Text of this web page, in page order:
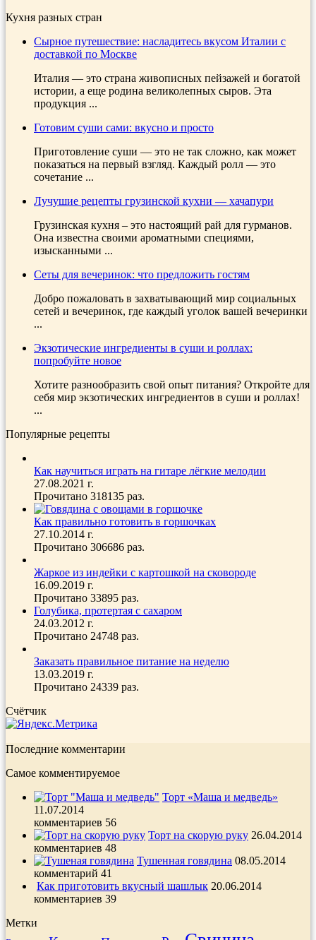
Кухня разных стран
Сырное путешествие: насладитесь вкусом Италии с
доставкой по Москве
Италия — это страна живописных пейзажей и богатой
истории, а еще родина великолепных сыров. Эта
продукция ...
Готовим суши сами: вкусно и просто
Приготовление суши — это не так сложно, как может
показаться на первый взгляд. Каждый ролл — это
сочетание ...
Лучушие рецепты грузинской кухни — хачапури
Грузинская кухня – это настоящий рай для гурманов.
Она известна своими ароматными специями,
изысканными ...
Сеты для вечеринок: что предложить гостям
Добро пожаловать в захватывающий мир социальных
сетей и вечеринок, где каждый уголок вашей вечеринки
...
Экзотические ингредиенты в суши и роллах:
попробуйте новое
Хотите разнообразить свой опыт питания? Откройте для
себя мир экзотических ингредиентов в суши и роллах!
...
Популярные рецепты
Как научиться играть на гитаре лёгкие мелодии
27.08.2021 г.
Прочитано 318135 раз.
Как правильно готовить в горшочках
27.10.2014 г.
Прочитано 306686 раз.
Жаркое из индейки с картошкой на сковороде
16.09.2019 г.
Прочитано 33895 раз.
Голубика, протертая с сахаром
24.03.2012 г.
Прочитано 24748 раз.
Заказать правильное питание на неделю
13.03.2019 г.
Прочитано 24339 раз.
Счётчик
Последние комментарии
Самое комментируемое
Торт «Маша и медведь»
11.07.2014
комментариев 56
Торт на скорую руку 26.04.2014
комментариев 48
Тушенная говядина 08.05.2014
комментарий 41
Как приготовить вкусный шашлык 20.06.2014
комментариев 39
Метки